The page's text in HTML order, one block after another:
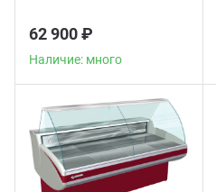
62 900 ₽
Наличие: много